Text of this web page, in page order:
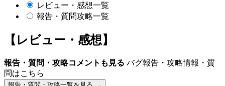
レビュー・感想一覧
報告・質問攻略一覧
【レビュー・感想】
報告・質問・攻略コメントも見る バグ報告・攻略情報・質
問はこちら
報告・質問・攻略一覧を見る →